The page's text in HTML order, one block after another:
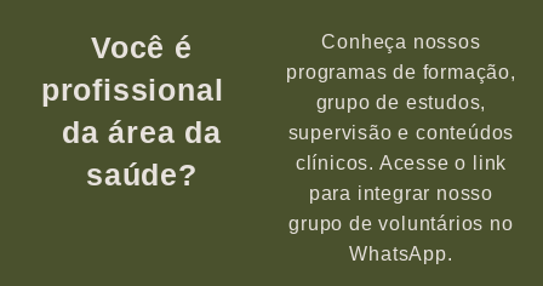
Você é
profissional
da área da
saúde?
Conheça nossos
programas de formação,
grupo de estudos,
supervisão e conteúdos
clínicos. Acesse o link
para integrar nosso
grupo de voluntários no
WhatsApp.